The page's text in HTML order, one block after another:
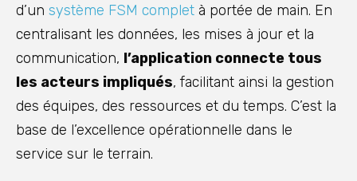
d’un système FSM complet à portée de main. En
centralisant les données, les mises à jour et la
communication, l’application connecte tous
les acteurs impliqués, facilitant ainsi la gestion
des équipes, des ressources et du temps. C’est la
base de l’excellence opérationnelle dans le
service sur le terrain.